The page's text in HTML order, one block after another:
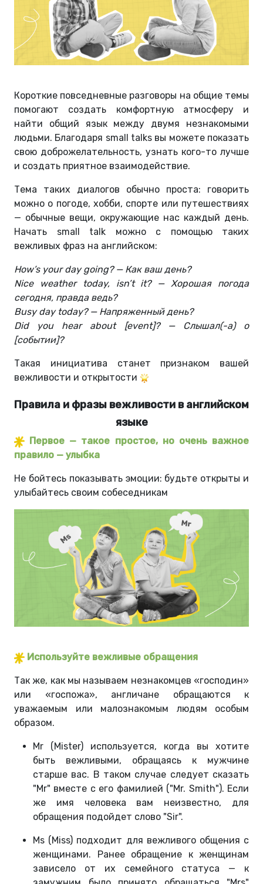
Короткие повседневные разговоры на общие темы
помогают создать комфортную атмосферу и
найти общий язык между двумя незнакомыми
людьми. Благодаря small talks вы можете показать
свою доброжелательность, узнать кого-то лучше
и создать приятное взаимодействие.
Тема таких диалогов обычно проста: говорить
можно о погоде, хобби, спорте или путешествиях
— обычные вещи, окружающие нас каждый день.
Начать small talk можно с помощью таких
вежливых фраз на английском:
How’s your day going? — Как ваш день?
Nice weather today, isn’t it? — Хорошая погода
сегодня, правда ведь?
Busy day today? — Напряженный день?
Did you hear about [event]? — Слышал(-а) о
[событии]?
Такая инициатива станет признаком вашей
вежливости и открытости
Правила и фразы вежливости в английском
языке
Первое — такое простое, но очень важное
правило — улыбка
Не бойтесь показывать эмоции: будьте открыты и
улыбайтесь своим собеседникам
Используйте вежливые обращения
Так же, как мы называем незнакомцев «господин»
или «госпожа», англичане обращаются к
уважаемым или малознакомым людям особым
образом.
Mr (Mister) используется, когда вы хотите
быть вежливыми, обращаясь к мужчине
старше вас. В таком случае следует сказать
"Mr" вместе с его фамилией ("Mr. Smith"). Если
же имя человека вам неизвестно, для
обращения подойдет слово "Sir".
Ms (Miss) подходит для вежливого общения с
женщинами. Ранее обращение к женщинам
зависело от их семейного статуса — к